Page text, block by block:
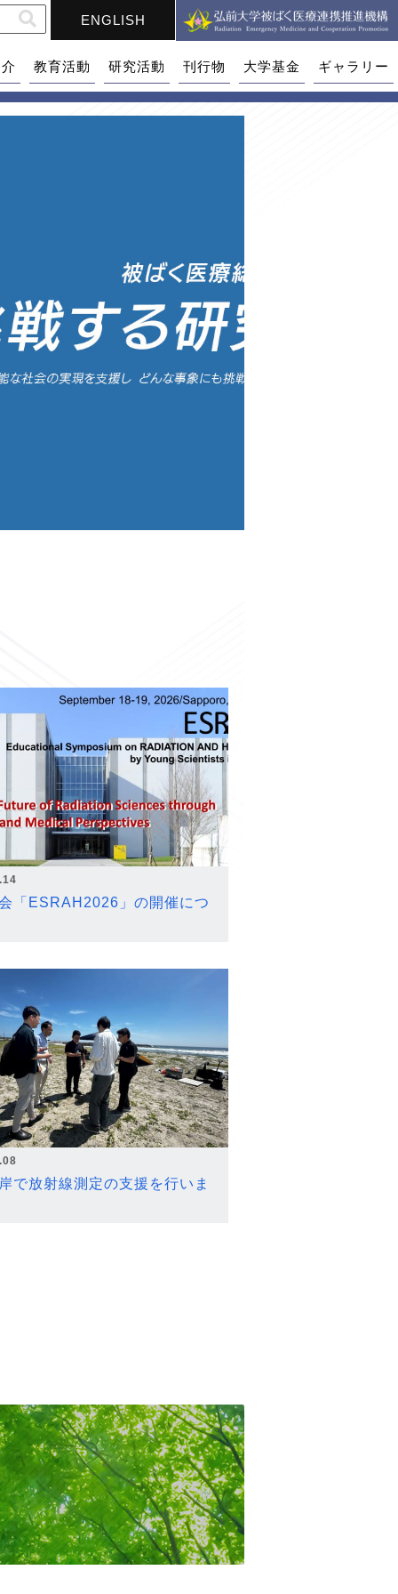
ENGLISH
教育活動 研究活動 刊行物 大学基金 ギャラリー
「ESRAH2026」の開催につ
で放射線測定の支援を行いま